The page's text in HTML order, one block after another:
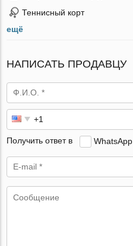
Теннисный корт
ещё
НАПИСАТЬ ПРОДАВЦУ
Получить ответ в WhatsApp